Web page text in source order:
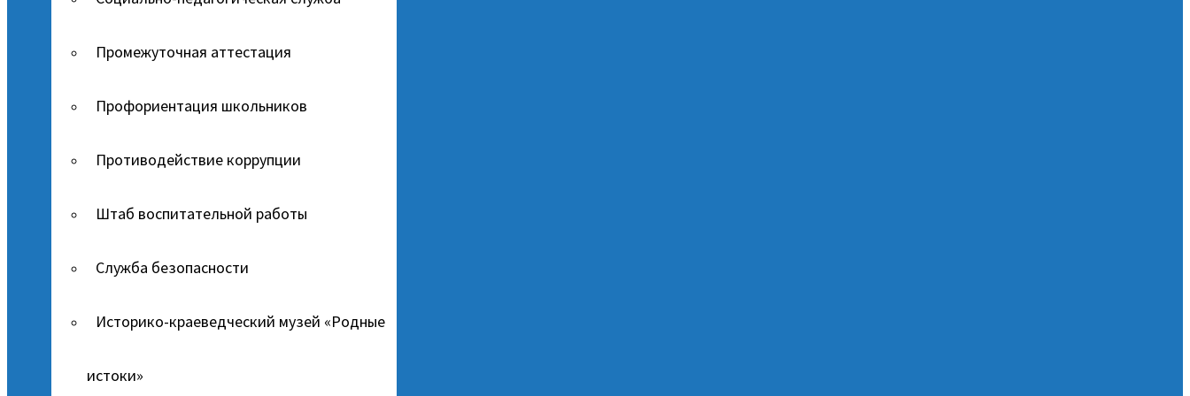
Промежуточная аттестация
Профориентация школьников
Противодействие коррупции
Штаб воспитательной работы
Служба безопасности
Историко-краеведческий музей «Родные
истоки»